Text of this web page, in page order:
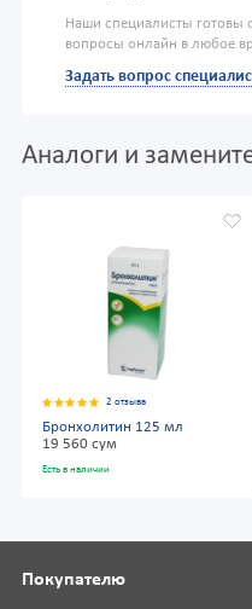
Наши специалисты готовы
вопросы онлайн в любое
Задать вопрос
Аналоги и
2 отзыва
Бронхолитин 125 мл
19 560 сум
Есть в наличии
Покупателю